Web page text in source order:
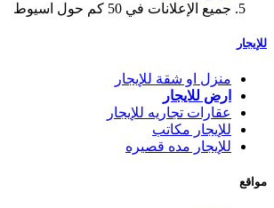
جميع الإعلانات في 50 كم حول اسيوط
للإيجار
منزل او شقة للإيجار
ارض للايجار
عقارات تجاريه للإيجار
للإيجار مكاتب
للإيجار مده قصيره
مواقع